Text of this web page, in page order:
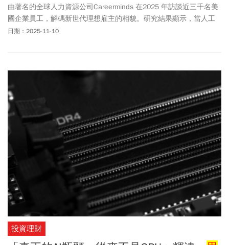
由著名的全球人力資源公司Careerminds 在2025 年訪談近三千名美
國企業員工，解碼新世代理想雇主的相貌。研究結果顯示，當人工
智慧、自動化技術加速演進，全球市場又因地緣政治風險而動盪，
代淘汰的成長空間。在這個唯一不變的就是變化的時代，投資員工
的學習力，或許才是企業與員工的雙贏之道。這結果正為台灣企業
提供了一面值得深思的鏡子。
日期：2025-11-10
投資理財